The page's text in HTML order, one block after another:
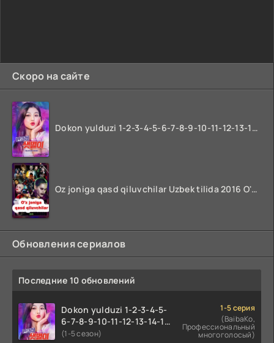
Скоро на сайте
Dokon yulduzi 1-2-3-4-5-6-7-8-9-10-11-12-13-14-15-16-17 Qism Uzbek tilida koreya seryali barcha qismlari o'zbek tilida
Oz joniga qasd qiluvchilar Uzbek tilida 2016 O'zbekcha tarjima kino 720p HD skachat
Обновления сериалов
Последние 10 обновлений
Dokon yulduzi 1-2-3-4-5-
6-7-8-9-10-11-12-13-14-15-
16-17 Qism Uzbek tilida
(1-5 сезон)
1-5 серия
(BaibaKo,
Профессиональный
многоголосый)